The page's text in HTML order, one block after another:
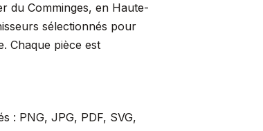
du Comminges, en Haute-
sélectionnés pour
Chaque pièce est
: PNG, JPG, PDF, SVG,